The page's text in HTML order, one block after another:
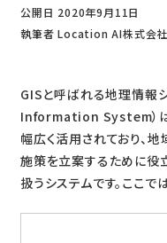
公開日 2020年9月11日
執筆者 Location AI株式会社
GISと呼ばれる地理情報
Information System）は
幅広く活用されており、
施策を立案するために役
扱うシステムです。ここで